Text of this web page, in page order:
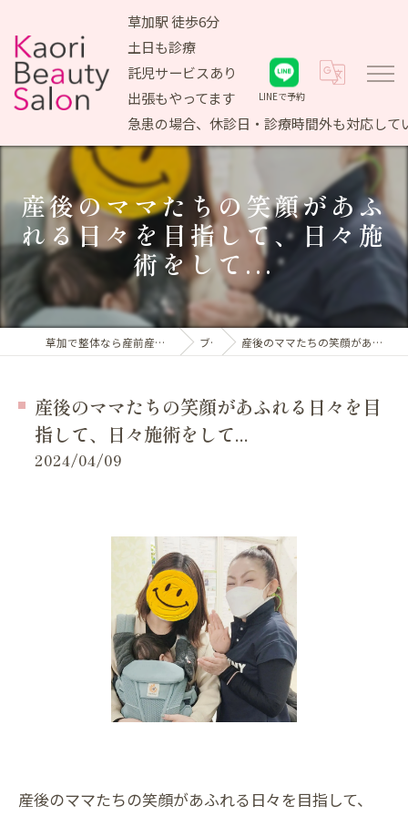
草加駅 徒歩6分
土日も診療
託児サービスあり
出張もやってます
急患の場合、休診日・診療時間外も対応して
LINEで予約
産後のママたちの笑顔があふ
れる日々を目指して、日々施
術をして...
草加で整体なら産前産後ケア専門 かおりビューティサロン ブログ 産後のママたちの笑顔があふれる日々を目指して、日々施術をして...
産後のママたちの笑顔があふれる日々を目
指して、日々施術をして...
2024/04/09
産後のママたちの笑顔があふれる日々を目指して、